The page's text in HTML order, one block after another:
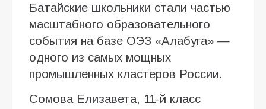
Батайские школьники стали частью
масштабного образовательного
события на базе ОЭЗ «Алабуга» —
одного из самых мощных
промышленных кластеров России.
Сомова Елизавета, 11-й класс